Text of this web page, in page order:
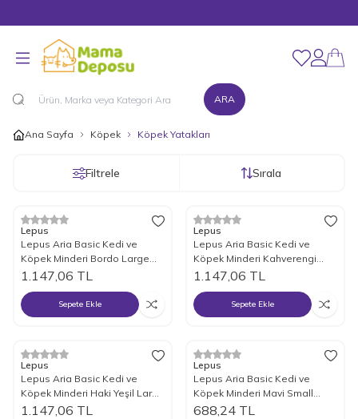
ARA
Hesabım
Favorilerim
Ana Sayfa Köpek Köpek Yatakları
Filtrele Sırala
Lepus
Lepus Aria Basic Kedi ve
Köpek Minderi Bordo Large
70x100x13 Cm
1.147,06 TL
Sepete Ekle
Lepus
Lepus Aria Basic Kedi ve
Köpek Minderi Kahverengi
Large 70x100x13 Cm
1.147,06 TL
Sepete Ekle
Lepus
Lepus Aria Basic Kedi ve
Köpek Minderi Haki Yeşil Large
70x100x13 Cm
1.147,06 TL
Lepus
Lepus Aria Basic Kedi ve
Köpek Minderi Mavi Small
50x65x13 Cm
688,24 TL